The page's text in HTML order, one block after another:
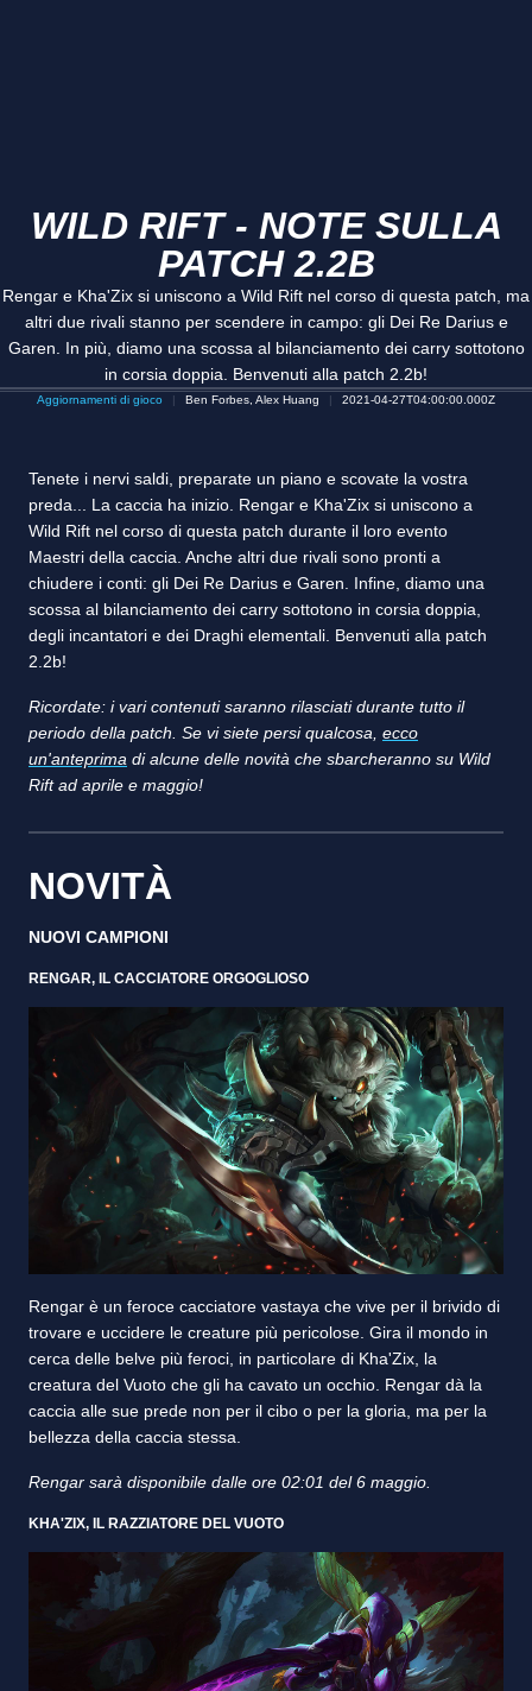
WILD RIFT - NOTE SULLA
PATCH 2.2B
Rengar e Kha'Zix si uniscono a Wild Rift nel corso di questa patch, ma
altri due rivali stanno per scendere in campo: gli Dei Re Darius e
Garen. In più, diamo una scossa al bilanciamento dei carry sottotono
in corsia doppia. Benvenuti alla patch 2.2b!
Aggiornamenti di gioco Ben Forbes, Alex Huang 2021-04-27T04:00:00.000Z
Tenete i nervi saldi, preparate un piano e scovate la vostra
preda... La caccia ha inizio. Rengar e Kha'Zix si uniscono a
Wild Rift nel corso di questa patch durante il loro evento
Maestri della caccia. Anche altri due rivali sono pronti a
chiudere i conti: gli Dei Re Darius e Garen. Infine, diamo una
scossa al bilanciamento dei carry sottotono in corsia doppia,
degli incantatori e dei Draghi elementali. Benvenuti alla patch
2.2b!
Ricordate: i vari contenuti saranno rilasciati durante tutto il
periodo della patch. Se vi siete persi qualcosa, ecco
un'anteprima di alcune delle novità che sbarcheranno su Wild
Rift ad aprile e maggio!
NOVITÀ
NUOVI CAMPIONI
RENGAR, IL CACCIATORE ORGOGLIOSO
Rengar è un feroce cacciatore vastaya che vive per il brivido di
trovare e uccidere le creature più pericolose. Gira il mondo in
cerca delle belve più feroci, in particolare di Kha'Zix, la
creatura del Vuoto che gli ha cavato un occhio. Rengar dà la
caccia alle sue prede non per il cibo o per la gloria, ma per la
bellezza della caccia stessa.
Rengar sarà disponibile dalle ore 02:01 del 6 maggio.
KHA'ZIX, IL RAZZIATORE DEL VUOTO